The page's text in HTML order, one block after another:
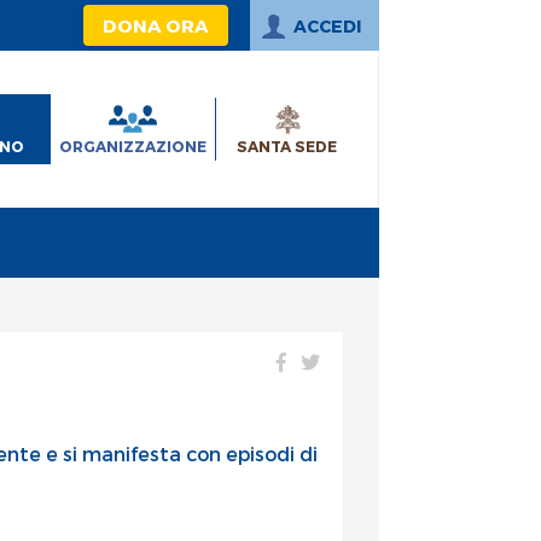
DONA ORA ACCEDI
ORGANIZZAZIONE SANTA SEDE
e si manifesta con episodi di